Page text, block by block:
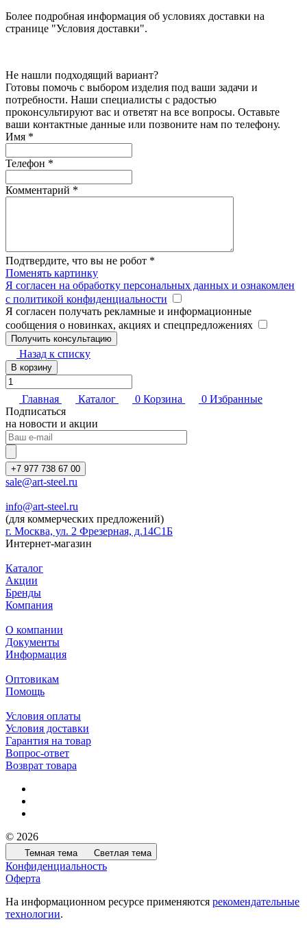
Более подробная информация об условиях доставки на
странице "Условия доставки".
Не нашли подходящий вариант?
Готовы помочь с выбором изделия под ваши задачи и
потребности. Наши специалисты с радостью
проконсультируют вас и ответят на все вопросы. Оставьте
ваши контактные данные или позвоните нам по телефону.
Имя *
Телефон *
Комментарий *
Подтвердите, что вы не робот *
Поменять картинку
Я согласен на обработку персональных данных и ознакомлен
с политикой конфиденциальности
Я согласен получать рекламные и информационные
сообщения о новинках, акциях и спецпредложениях
Назад к списку
В корзину
Главная Каталог 0 Корзина 0 Избранные
Подписаться
на новости и акции
+7 977 738 67 00
sale@art-steel.ru
info@art-steel.ru
(для коммерческих предложений)
г. Москва, ул. 2 Фрезерная, д.14С1Б
Интернет-магазин
Каталог
Акции
Бренды
Компания
О компании
Документы
Информация
Оптовикам
Помощь
Условия оплаты
Условия доставки
Гарантия на товар
Вопрос-ответ
Возврат товара
© 2026
Темная тема Светлая тема
Конфиденциальность
Оферта
На информационном ресурсе применяются рекомендательные
технологии.